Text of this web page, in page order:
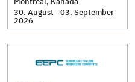
30. August - 03. September
2026